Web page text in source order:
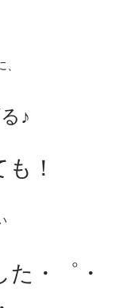
♪
！
・゜・